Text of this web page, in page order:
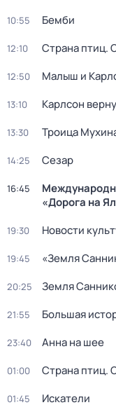
10:55 Бемби
12:10 Страна птиц.
12:50 Малыш и
13:10 Карлсон
13:30 Троица
14:25 Сезар
16:45
«Дорога на
19:30 Новости
19:45 «Земля
20:25 Земля
21:55 Большая
23:40 Анна на шее
01:00 Страна птиц.
01:45 Искатели